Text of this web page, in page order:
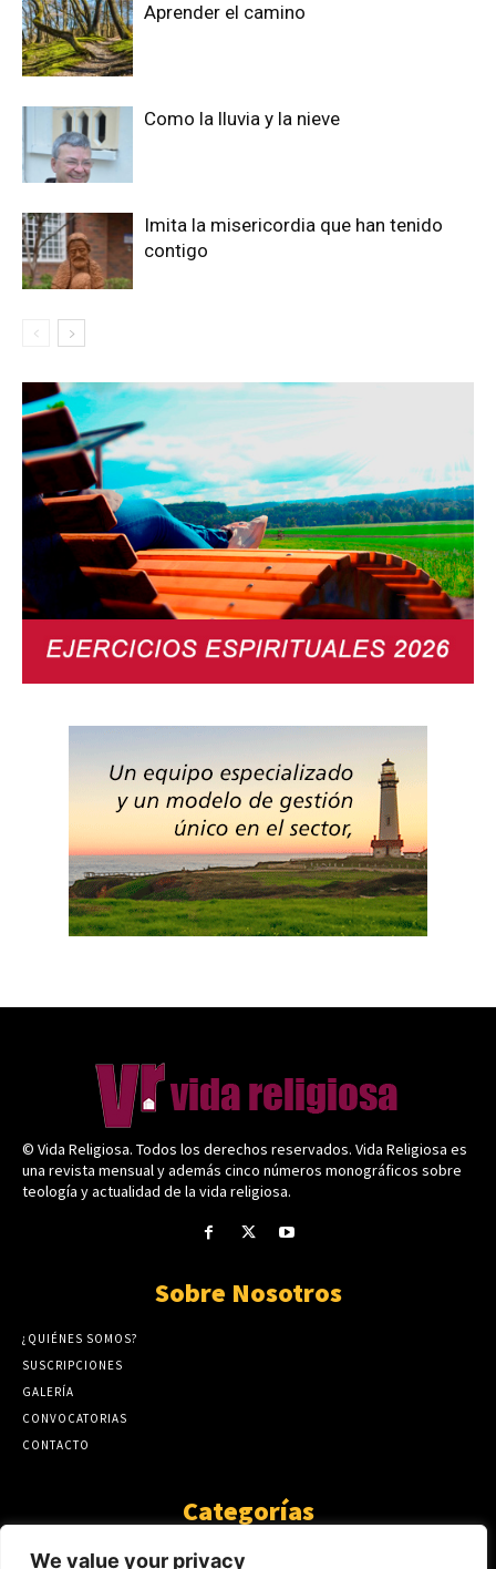
We value your privacy
Aprender el camino
Como la lluvia y la nieve
Imita la misericordia que han tenido
contigo
© Vida Religiosa. Todos los derechos reservados. Vida Religiosa es
una revista mensual y además cinco números monográficos sobre
teología y actualidad de la vida religiosa.
Sobre Nosotros
¿QUIÉNES SOMOS?
SUSCRIPCIONES
GALERÍA
CONVOCATORIAS
CONTACTO
Categorías
ARTÍCULOS